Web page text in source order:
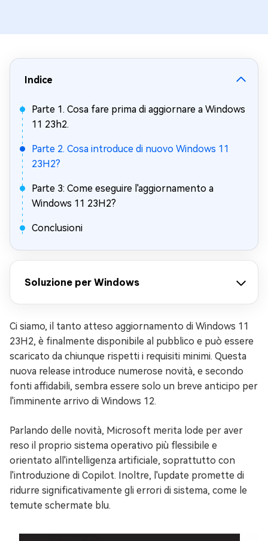
Indice
Parte 1. Cosa fare prima di aggiornare a Windows
11 23h2.
Parte 2. Cosa introduce di nuovo Windows 11
23H2?
Parte 3: Come eseguire l'aggiornamento a
Windows 11 23H2?
Conclusioni
Soluzione per Windows
Ci siamo, il tanto atteso aggiornamento di Windows 11
23H2, è finalmente disponibile al pubblico e può essere
scaricato da chiunque rispetti i requisiti minimi. Questa
nuova release introduce numerose novità, e secondo
fonti affidabili, sembra essere solo un breve anticipo per
l'imminente arrivo di Windows 12.
Parlando delle novità, Microsoft merita lode per aver
reso il proprio sistema operativo più flessibile e
orientato all'intelligenza artificiale, soprattutto con
l'introduzione di Copilot. Inoltre, l'update promette di
ridurre significativamente gli errori di sistema, come le
temute schermate blu.